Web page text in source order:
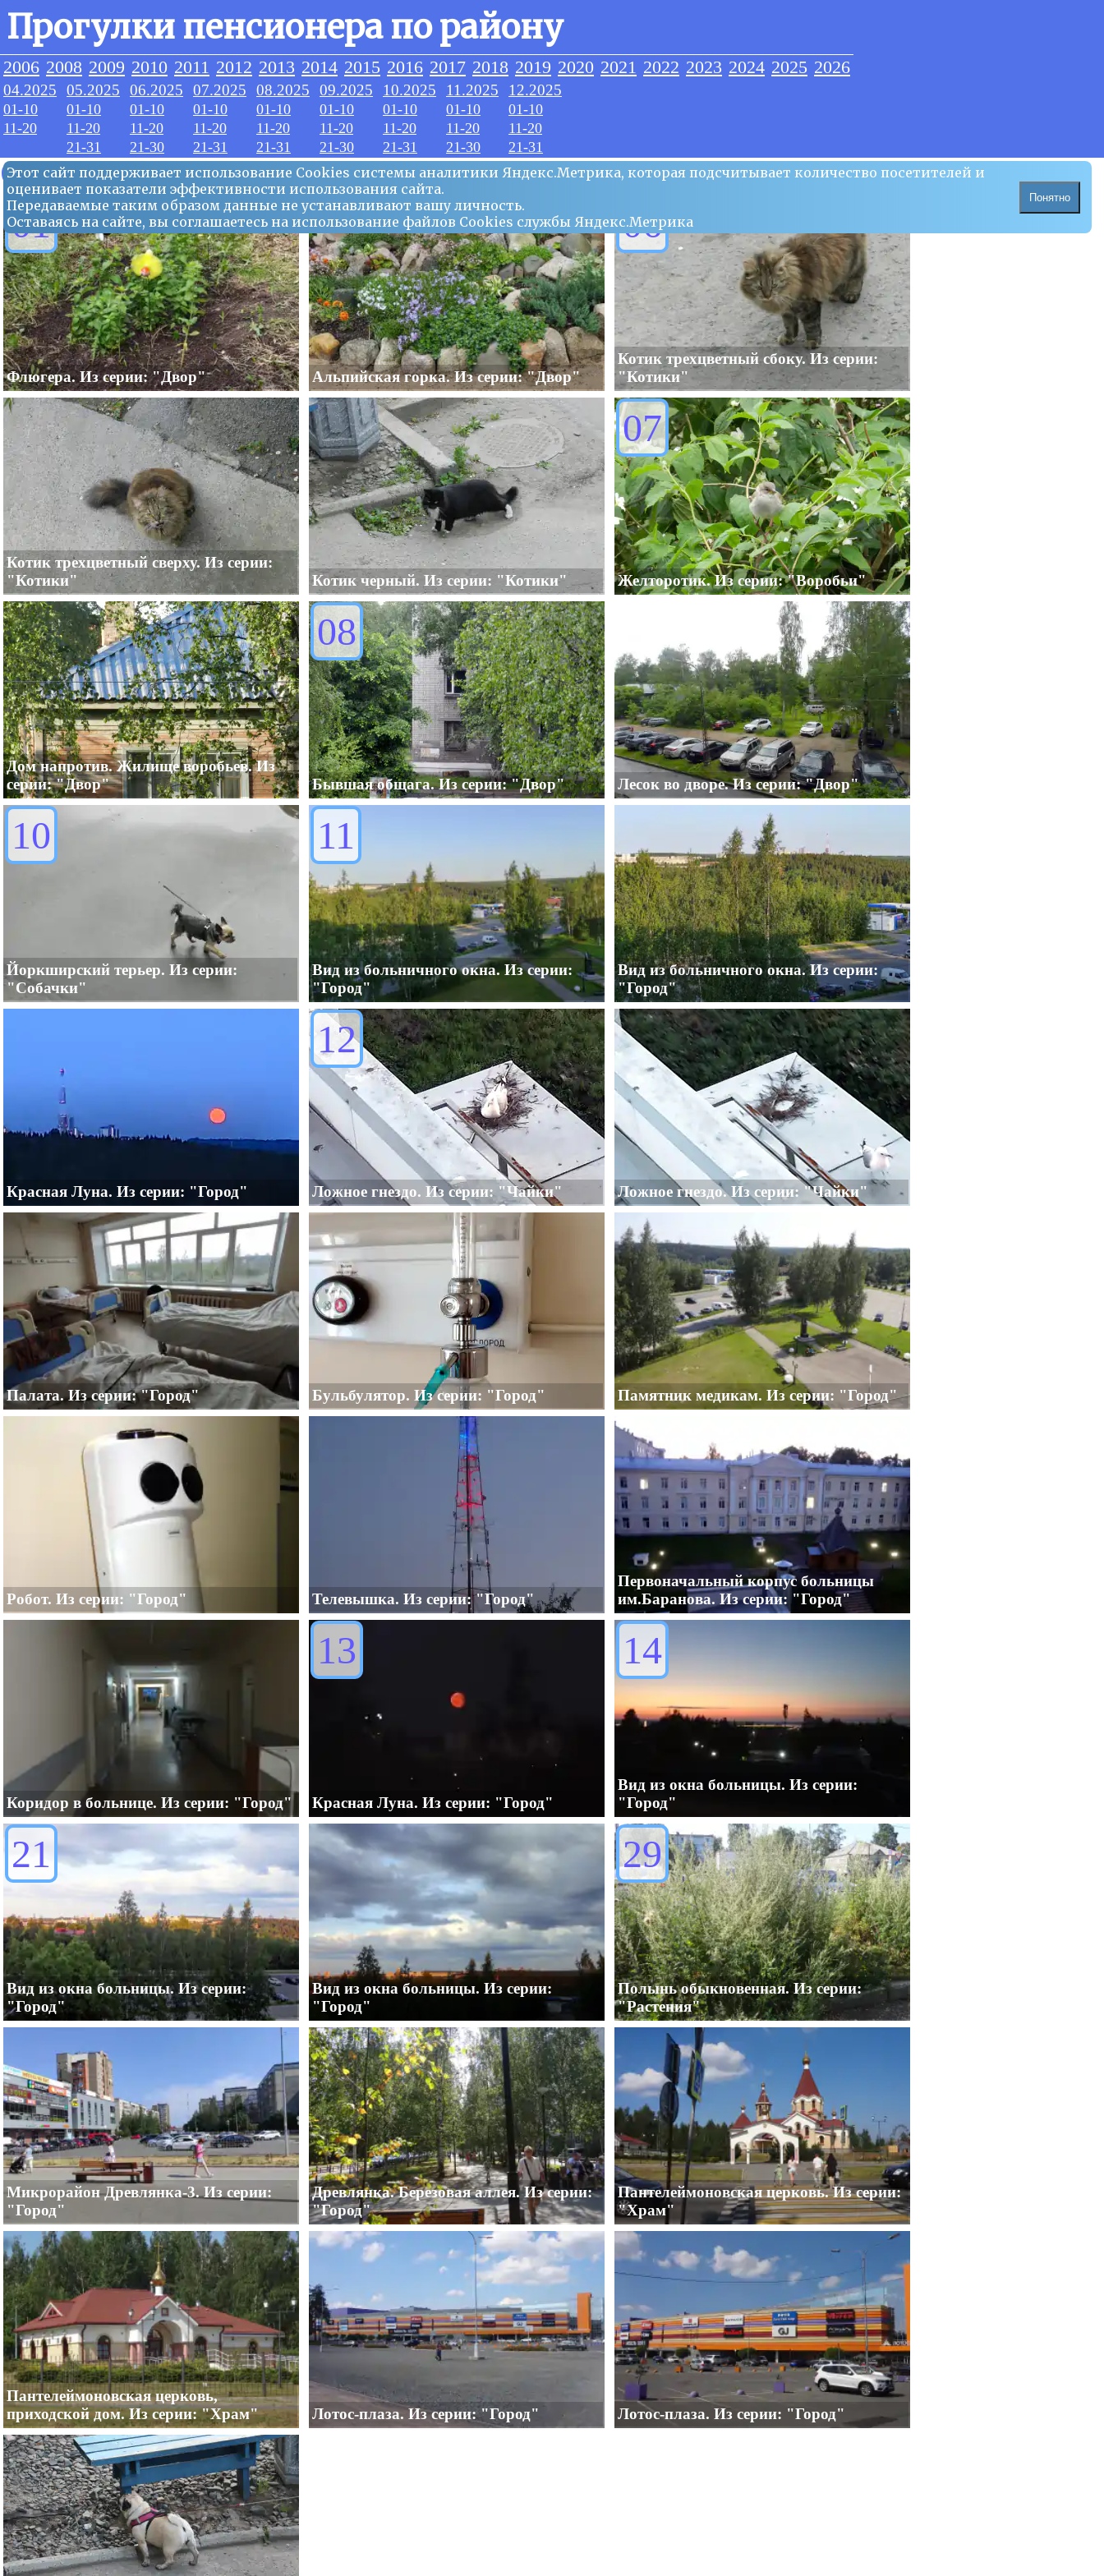
Прогулки пенсионера по району
2006 2008 2009 2010 2011 2012 2013 2014 2015 2016 2017 2018 2019 2020 2021 2022 2023 2024 2025 2026
04.2025
01-10
11-20
05.2025
01-10
11-20
21-31
06.2025
01-10
11-20
21-30
07.2025
01-10
11-20
21-31
08.2025
01-10
11-20
21-31
09.2025
01-10
11-20
21-30
10.2025
01-10
11-20
21-31
11.2025
01-10
11-20
21-30
12.2025
01-10
11-20
21-31
Этот сайт поддерживает использование Сookies системы аналитики Яндекс.Метрика, которая подсчитывает количество посетителей и
оценивает показатели эффективности использования сайта.
Передаваемые таким образом данные не устанавливают вашу личность.
Оставаясь на сайте, вы соглашаетесь на использование файлов Сookies службы Яндекс.Метрика
Понятно
07.2025
01
Флюгера. Из серии: "Двор" Альпийская горка. Из серии: "Двор"
06
Котик трехцветный сбоку. Из серии:
"Котики"
Котик трехцветный сверху. Из серии:
"Котики"
Котик черный. Из серии: "Котики"
07
Желторотик. Из серии: "Воробьи"
Дом напротив. Жилище воробьев. Из
серии: "Двор"
08
Бывшая общага. Из серии: "Двор" Лесок во дворе. Из серии: "Двор"
10
Йоркширский терьер. Из серии:
"Собачки"
11
Вид из больничного окна. Из серии:
"Город"
Вид из больничного окна. Из серии:
"Город"
Красная Луна. Из серии: "Город"
12
Ложное гнездо. Из серии: "Чайки" Ложное гнездо. Из серии: "Чайки"
Палата. Из серии: "Город" Бульбулятор. Из серии: "Город" Памятник медикам. Из серии: "Город"
Робот. Из серии: "Город" Телевышка. Из серии: "Город"
Первоначальный корпус больницы
им.Баранова. Из серии: "Город"
Коридор в больнице. Из серии: "Город"
13
Красная Луна. Из серии: "Город"
14
Вид из окна больницы. Из серии:
"Город"
21
Вид из окна больницы. Из серии:
"Город"
Вид из окна больницы. Из серии:
"Город"
29
Полынь обыкновенная. Из серии:
"Растения"
Микрорайон Древлянка-3. Из серии:
"Город"
Древлянка. Березовая аллея. Из серии:
"Город"
Пантелеймоновская церковь. Из серии:
"Храм"
Пантелеймоновская церковь,
приходской дом. Из серии: "Храм"
Лотос-плаза. Из серии: "Город" Лотос-плаза. Из серии: "Город"